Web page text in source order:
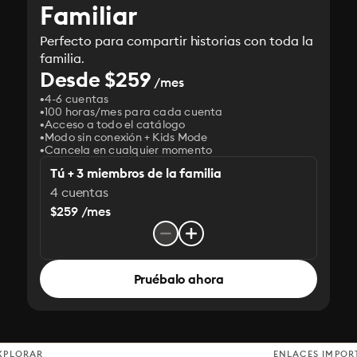
Familiar
Perfecto para compartir historias con toda la
familia.
Desde $259 /mes
4-6 cuentas
100 horas/mes para cada cuenta
Acceso a todo el catálogo
Modo sin conexión + Kids Mode
Cancela en cualquier momento
Tú + 3 miembros de la familia
4 cuentas
$259 /mes
Pruébalo ahora
ENLACES